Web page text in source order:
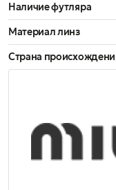
Наличие футляра
Материал линз
Страна